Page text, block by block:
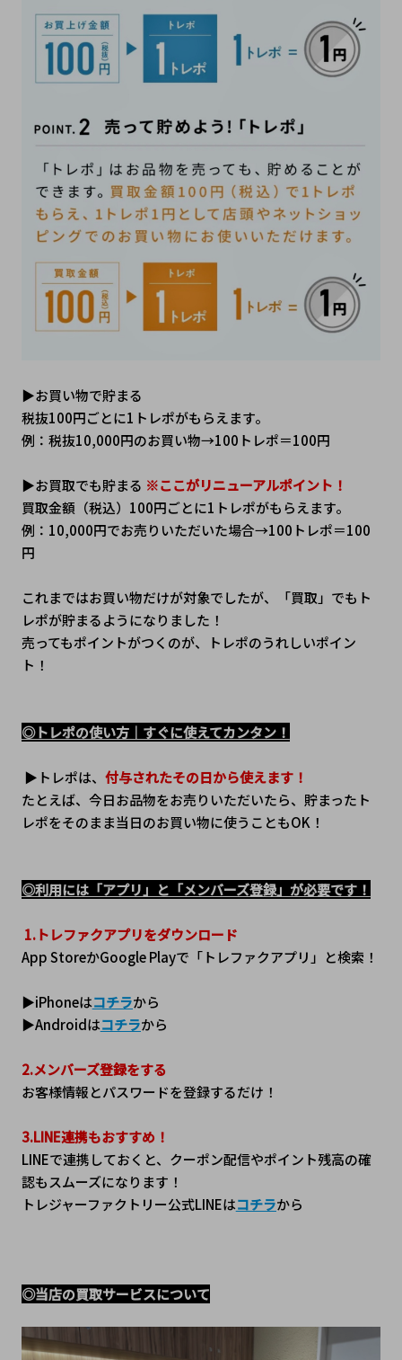
▶お買い物で貯まる
税抜100円ごとに1トレポがもらえます。
例：税抜10,000円のお買い物→100トレポ＝100円
▶お買取でも貯まる ※ここがリニューアルポイント！
買取金額（税込）100円ごとに1トレポがもらえます。
例：10,000円でお売りいただいた場合→100トレポ＝100
円
これまではお買い物だけが対象でしたが、「買取」でもト
レポが貯まるようになりました！
売ってもポイントがつくのが、トレポのうれしいポイン
ト！
◎トレポの使い方｜すぐに使えてカンタン！
▶トレポは、 付与されたその日から使えます！
たとえば、今日お品物をお売りいただいたら、貯まったト
レポをそのまま当日のお買い物に使うこともOK！
◎利用には「アプリ」と「メンバーズ登録」が必要です！
1.トレファクアプリをダウンロード
App StoreかGoogle Playで「トレファクアプリ」と検索！
▶iPhoneはコチラから
▶Androidはコチラから
2.メンバーズ登録をする
お客様情報とパスワードを登録するだけ！
3.LINE連携もおすすめ！
LINEで連携しておくと、クーポン配信やポイント残高の確
認もスムーズになります！
トレジャーファクトリー公式LINEはコチラから
◎当店の買取サービスについて